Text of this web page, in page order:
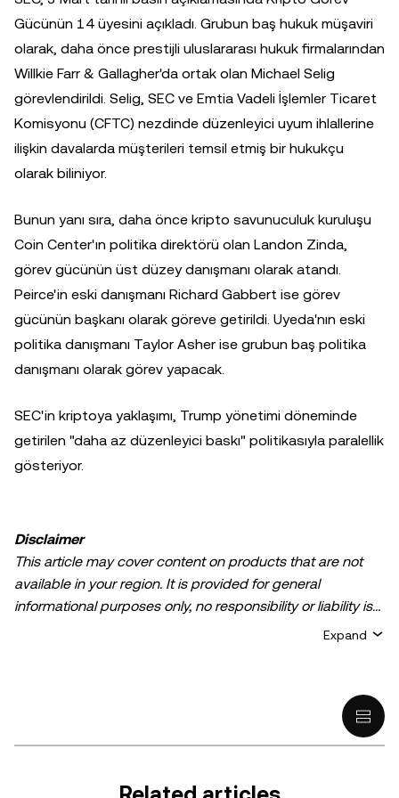
Gücünün 14 üyesini açıkladı. Grubun baş hukuk müşaviri
olarak, daha önce prestijli uluslararası hukuk firmalarından
Willkie Farr & Gallagher'da ortak olan Michael Selig
görevlendirildi. Selig, SEC ve Emtia Vadeli İşlemler Ticaret
Komisyonu (CFTC) nezdinde düzenleyici uyum ihlallerine
ilişkin davalarda müşterileri temsil etmiş bir hukukçu
olarak biliniyor.
Bunun yanı sıra, daha önce kripto savunuculuk kuruluşu
Coin Center'ın politika direktörü olan Landon Zinda,
görev gücünün üst düzey danışmanı olarak atandı.
Peirce'in eski danışmanı Richard Gabbert ise görev
gücünün başkanı olarak göreve getirildi. Uyeda'nın eski
politika danışmanı Taylor Asher ise grubun baş politika
danışmanı olarak görev yapacak.
SEC'in kriptoya yaklaşımı, Trump yönetimi döneminde
getirilen "daha az düzenleyici baskı" politikasıyla paralellik
gösteriyor.
Disclaimer
This article may cover content on products that are not
available in your region. It is provided for general
informational purposes only, no responsibility or liability is
accepted for any errors of fact or omission expressed
intended to provide advice of any kind, including but not
recommendation; (ii) an offer or solicitation to buy, sell, or
advice. Digital asset holdings, including stable-coins,
Expand